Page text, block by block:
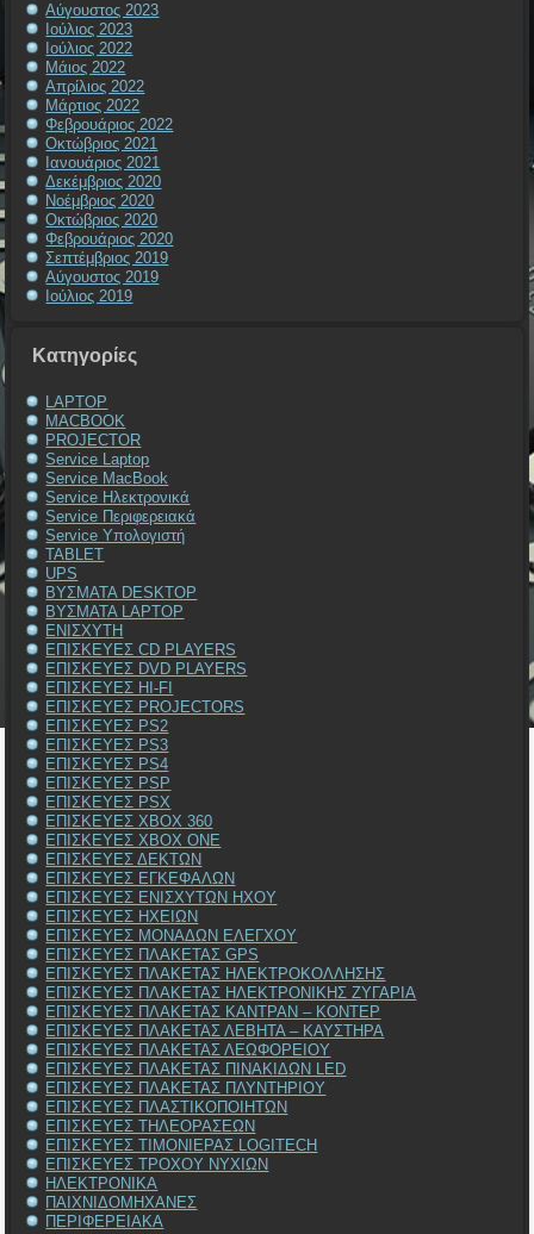
Αύγουστος 2023
Ιούλιος 2023
Ιούλιος 2022
Μάιος 2022
Απρίλιος 2022
Μάρτιος 2022
Φεβρουάριος 2022
Οκτώβριος 2021
Ιανουάριος 2021
Δεκέμβριος 2020
Νοέμβριος 2020
Οκτώβριος 2020
Φεβρουάριος 2020
Σεπτέμβριος 2019
Αύγουστος 2019
Ιούλιος 2019
Kατηγορίες
LAPTOP
MACBOOK
PROJECTOR
Service Laptop
Service MacBook
Service Ηλεκτρονικά
Service Περιφερειακά
Service Υπολογιστή
TABLET
UPS
ΒΥΣΜΑΤΑ DESKTOP
ΒΥΣΜΑΤΑ LAPTOP
ΕΝΙΣΧΥΤΗ
ΕΠΙΣΚΕΥΕΣ CD PLAYERS
ΕΠΙΣΚΕΥΕΣ DVD PLAYERS
ΕΠΙΣΚΕΥΕΣ HI-FI
ΕΠΙΣΚΕΥΕΣ PROJECTORS
ΕΠΙΣΚΕΥΕΣ PS2
ΕΠΙΣΚΕΥΕΣ PS3
ΕΠΙΣΚΕΥΕΣ PS4
ΕΠΙΣΚΕΥΕΣ PSP
ΕΠΙΣΚΕΥΕΣ PSX
ΕΠΙΣΚΕΥΕΣ XBOX 360
ΕΠΙΣΚΕΥΕΣ XBOX ONE
ΕΠΙΣΚΕΥΕΣ ΔΕΚΤΩΝ
ΕΠΙΣΚΕΥΕΣ ΕΓΚΕΦΑΛΩΝ
ΕΠΙΣΚΕΥΕΣ ΕΝΙΣΧΥΤΩΝ ΗΧΟΥ
ΕΠΙΣΚΕΥΕΣ ΗΧΕΙΩΝ
ΕΠΙΣΚΕΥΕΣ ΜΟΝΑΔΩΝ ΕΛΕΓΧΟΥ
ΕΠΙΣΚΕΥΕΣ ΠΛΑΚΕΤΑΣ GPS
ΕΠΙΣΚΕΥΕΣ ΠΛΑΚΕΤΑΣ ΗΛΕΚΤΡΟΚΟΛΛΗΣΗΣ
ΕΠΙΣΚΕΥΕΣ ΠΛΑΚΕΤΑΣ ΗΛΕΚΤΡΟΝΙΚΗΣ ΖΥΓΑΡΙΑ
ΕΠΙΣΚΕΥΕΣ ΠΛΑΚΕΤΑΣ ΚΑΝΤΡΑΝ – ΚΟΝΤΕΡ
ΕΠΙΣΚΕΥΕΣ ΠΛΑΚΕΤΑΣ ΛΕΒΗΤΑ – ΚΑΥΣΤΗΡΑ
ΕΠΙΣΚΕΥΕΣ ΠΛΑΚΕΤΑΣ ΛΕΩΦΟΡΕΙΟΥ
ΕΠΙΣΚΕΥΕΣ ΠΛΑΚΕΤΑΣ ΠΙΝΑΚΙΔΩΝ LED
ΕΠΙΣΚΕΥΕΣ ΠΛΑΚΕΤΑΣ ΠΛΥΝΤΗΡΙΟΥ
ΕΠΙΣΚΕΥΕΣ ΠΛΑΣΤΙΚΟΠΟΙΗΤΩΝ
ΕΠΙΣΚΕΥΕΣ ΤΗΛΕΟΡΑΣΕΩΝ
ΕΠΙΣΚΕΥΕΣ ΤΙΜΟΝΙΕΡΑΣ LOGITECH
ΕΠΙΣΚΕΥΕΣ ΤΡΟΧΟΥ ΝΥΧΙΩΝ
ΗΛΕΚΤΡΟΝΙΚΑ
ΠΑΙΧΝΙΔΟΜΗΧΑΝΕΣ
ΠΕΡΙΦΕΡΕΙΑΚΑ